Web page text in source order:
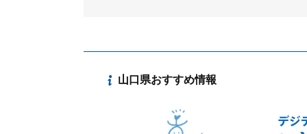
山口県おすすめ情報